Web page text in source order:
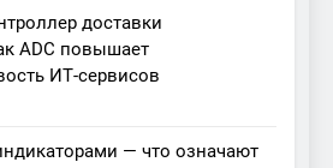
доставки
ADC повышает
ИТ-сервисов
— что означают